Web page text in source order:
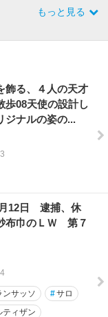
もっと見る
飾る、４人の天才
歩08天使の設計し
ジナルの姿の...
12日 逮捕、休
布巾のＬＷ 第７
ンサッソ #サロ
ティザン